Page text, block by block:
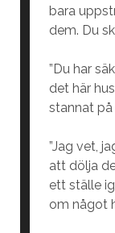
bara
dem. Du
”Du har
det här
stannat på
”Jag vet,
att dölja
ett ställe
om något